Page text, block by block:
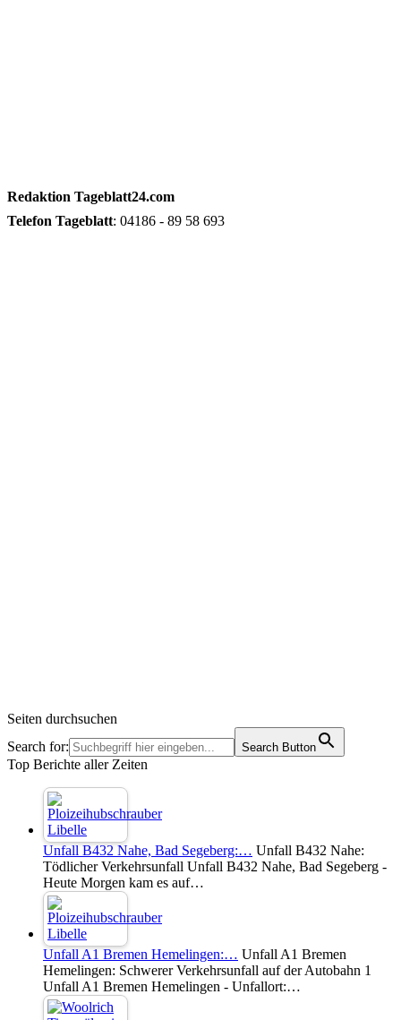
Redaktion Tageblatt24.com
Telefon Tageblatt: 04186 - 89 58 693
Seiten durchsuchen
Search for:
Search Button
Top Berichte aller Zeiten
Unfall B432 Nahe, Bad Segeberg:… Unfall B432 Nahe:
Tödlicher Verkehrsunfall Unfall B432 Nahe, Bad Segeberg -
Heute Morgen kam es auf…
Unfall A1 Bremen Hemelingen:… Unfall A1 Bremen
Hemelingen: Schwerer Verkehrsunfall auf der Autobahn 1
Unfall A1 Bremen Hemelingen - Unfallort:…